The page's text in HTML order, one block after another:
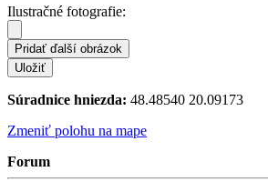
Ilustračné fotografie:
Súradnice hniezda: 48.48540 20.09173
Zmeniť polohu na mape
Forum